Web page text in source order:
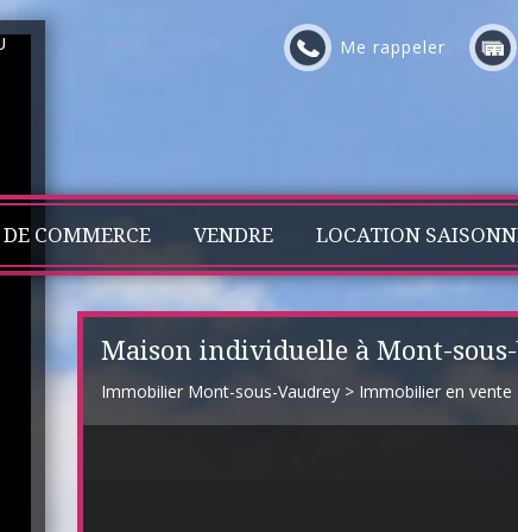
Me rappeler
COMMERCE VENDRE LOCATION
Maison individuelle à Mont-
Immobilier Mont-sous-Vaudrey > Immobilier en